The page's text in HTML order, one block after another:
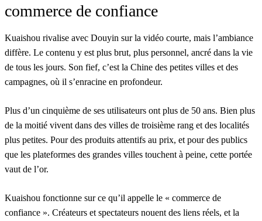
commerce de confiance
Kuaishou rivalise avec Douyin sur la vidéo courte, mais l’ambiance
diffère. Le contenu y est plus brut, plus personnel, ancré dans la vie
de tous les jours. Son fief, c’est la Chine des petites villes et des
campagnes, où il s’enracine en profondeur.
Plus d’un cinquième de ses utilisateurs ont plus de 50 ans. Bien plus
de la moitié vivent dans des villes de troisième rang et des localités
plus petites. Pour des produits attentifs au prix, et pour des publics
que les plateformes des grandes villes touchent à peine, cette portée
vaut de l’or.
Kuaishou fonctionne sur ce qu’il appelle le « commerce de
confiance ». Créateurs et spectateurs nouent des liens réels, et la